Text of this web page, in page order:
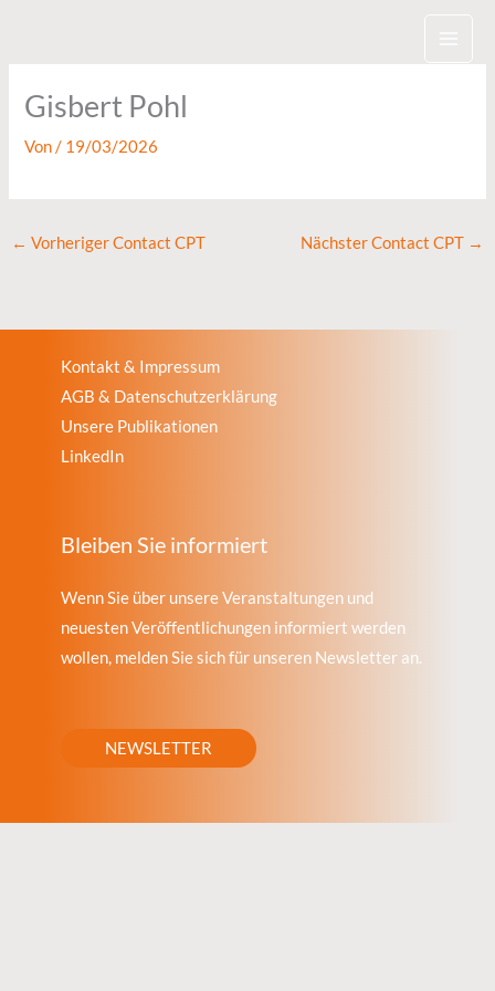
Gisbert Pohl
Von/ 19/03/2026
← Vorheriger Contact CPT Nächster Contact CPT →
Kontakt & Impressum
AGB & Datenschutzerklärung
Unsere Publikationen
LinkedIn
Bleiben Sie informiert
Wenn Sie über unsere Veranstaltungen und
neuesten Veröffentlichungen informiert werden
wollen, melden Sie sich für unseren Newsletter an.
NEWSLETTER